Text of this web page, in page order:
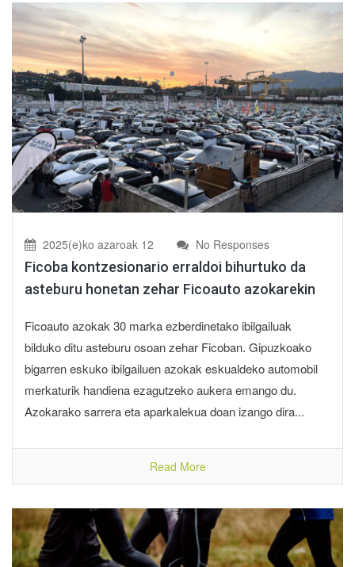
2025(e)ko azaroak 12 No Responses
Ficoba kontzesionario erraldoi bihurtuko da
asteburu honetan zehar Ficoauto azokarekin
Ficoauto azokak 30 marka ezberdinetako ibilgailuak
bilduko ditu asteburu osoan zehar Ficoban. Gipuzkoako
bigarren eskuko ibilgailuen azokak eskualdeko automobil
merkaturik handiena ezagutzeko aukera emango du.
Azokarako sarrera eta aparkalekua doan izango dira...
Read More